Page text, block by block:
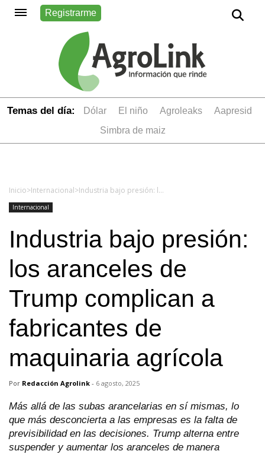
Registrarme
Temas del día: dólar el niño Agroleaks
aapresid
simbra de maiz
Inicio>Internacional> Industria bajo presión: los aranceles de Trump complican a fabricantes de maquinaria agrícola
Internacional
Industria bajo presión:
los aranceles de
Trump complican a
fabricantes de
maquinaria agrícola
Por Redacción Agrolink - 6 agosto, 2025
Más allá de las subas arancelarias en sí mismas, lo
que más desconcierta a las empresas es la falta de
previsibilidad en las decisiones. Trump alterna entre
suspender y aumentar los aranceles de manera